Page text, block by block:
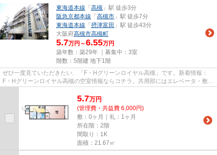
東海道本線 「 高槻 」駅 徒歩3分
阪急京都本線 「 高槻市 」駅 徒歩7分
東海道本線 「 摂津富田 」駅 徒歩43分
大阪府高槻市高槻町
5.7万円～6.55万円
築年数：築29年 ｜募集中： 3室
階数：5階建 地下1階
ぜひ一度見ていただきたい、「F・Hグリーンロイヤル高槻」です。新着情報：
F・Hグリーンロイヤル高槻の空室情報ならコチラ。共用部にはエレベータ・敷地
5.7万円
(管理費・共益費 6,000円)
敷：0ヶ月｜礼：1ヶ月
所在階：2階
間取り：1K
面積：21.67㎡